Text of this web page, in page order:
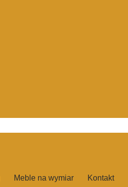
Meble na wymiar Kontakt